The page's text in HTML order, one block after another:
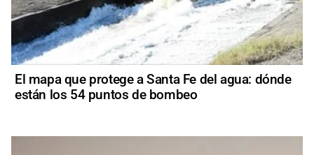
El mapa que protege a Santa Fe del agua: dónde
están los 54 puntos de bombeo